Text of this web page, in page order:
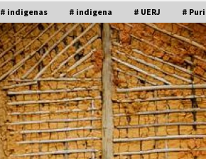
# indigenas # indigena # UERJ # Puri